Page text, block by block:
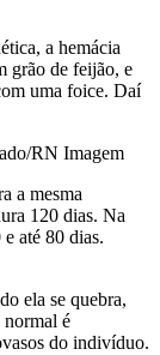
a hemácia
grão de feijão, e
uma foice. Daí
RN Imagem
a mesma
120 dias. Na
até 80 dias.
ela se quebra,
normal é
do indivíduo.